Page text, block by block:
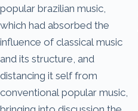
popular brazilian music,
which had absorbed the
influence of classical music
and its structure, and
distancing it self from
conventional popular music,